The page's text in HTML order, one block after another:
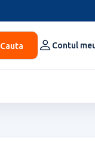
Cauta Contul